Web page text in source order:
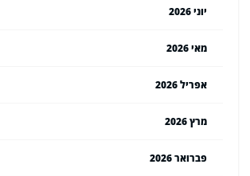
יוני 2026
מאי 2026
אפריל 2026
מרץ 2026
פברואר 2026